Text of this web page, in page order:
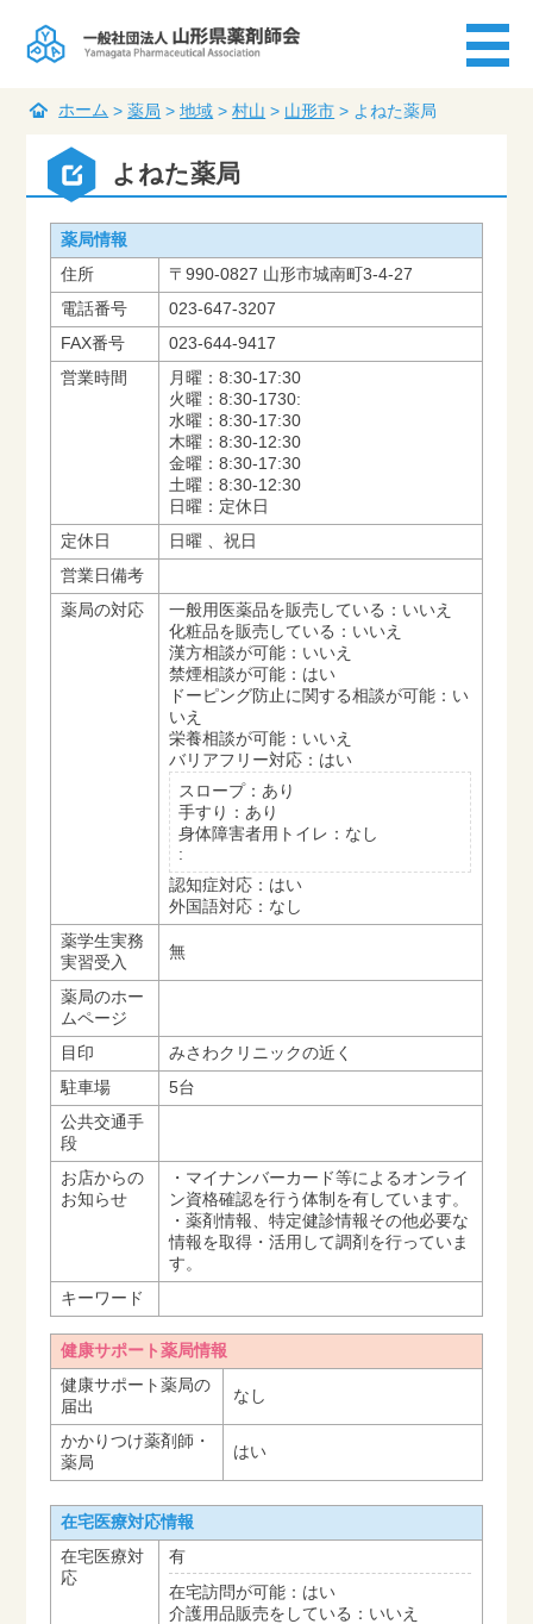
ホーム >薬局 >地域 >村山 > 山形市 > よねた薬局
よねた薬局
薬局情報
住所
〒990-0827 山形市城南町3-4-27
電話番号
023-647-3207
FAX番号
023-644-9417
営業時間
月曜：8:30-17:30
火曜：8:30-1730:
水曜：8:30-17:30
木曜：8:30-12:30
金曜：8:30-17:30
土曜：8:30-12:30
日曜：定休日
定休日
日曜 、祝日
営業日備考
薬局の対応
一般用医薬品を販売している：いいえ
化粧品を販売している：いいえ
漢方相談が可能：いいえ
禁煙相談が可能：はい
ドーピング防止に関する相談が可能：い
いえ
栄養相談が可能：いいえ
バリアフリー対応：はい
スロープ：あり
手すり：あり
身体障害者用トイレ：なし
:
認知症対応：はい
外国語対応：なし
薬学生実務
実習受入
無
薬局のホー
ムページ
目印
みさわクリニックの近く
駐車場
5台
公共交通手
段
お店からの
お知らせ
・マイナンバーカード等によるオンライ
ン資格確認を行う体制を有しています。
・薬剤情報、特定健診情報その他必要な
情報を取得・活用して調剤を行っていま
す。
キーワード
健康サポート薬局情報
健康サポート薬局の
届出
なし
かかりつけ薬剤師・
薬局
はい
在宅医療対応情報
在宅医療対
応
有
在宅訪問が可能：はい
介護用品販売をしている：いいえ